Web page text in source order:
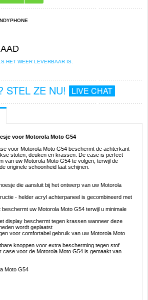
HET WEER LEVERBAAR IS.
STEL ZE NU! LIVE CHAT
voor Motorola Moto G54
voor Motorola Moto G54 beschermt de achterkant
stoten, deuken en krassen. De case is perfect
van uw Motorola Moto G54 te volgen, terwijl de
originele schoonheid laat schijnen.
die aansluit bij het ontwerp van uw Motorola
- helder acryl achterpaneel is gecombineerd met
uw Motorola Moto G54 terwijl u minimale
display beschermt tegen krassen wanneer deze
wordt geplaatst
voor comfortabel gebruik van uw Motorola Moto
knoppen voor extra bescherming tegen stof
case voor de Motorola Moto G54 is gemaakt van
Moto G54